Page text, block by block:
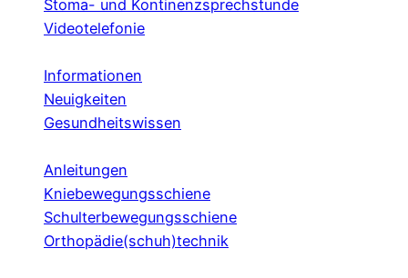
Stoma- und Kontinenzsprechstunde
Videotelefonie
Informationen
Neuigkeiten
Gesundheitswissen
Anleitungen
Kniebewegungsschiene
Schulterbewegungsschiene
Orthopädie(schuh)technik